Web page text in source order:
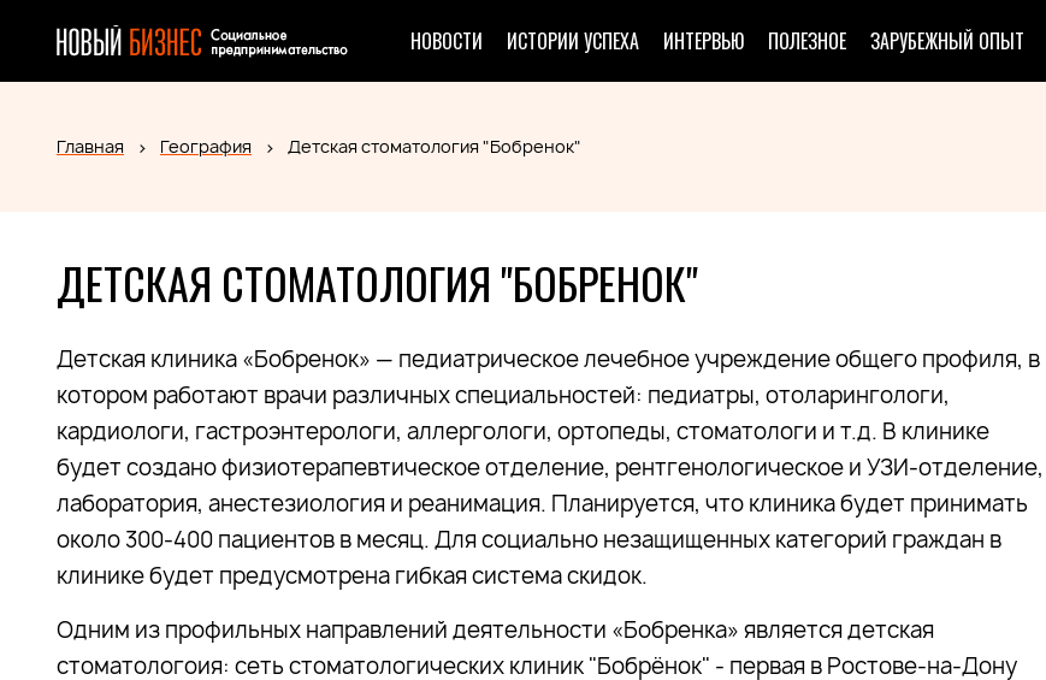
НОВОСТИ ИСТОРИИ УСПЕХА ИНТЕРВЬЮ ПОЛЕЗНОЕ ЗАРУБЕЖНЫЙ ОПЫТ
Главная География Детская стоматология "Бобренок"
ДЕТСКАЯ СТОМАТОЛОГИЯ "БОБРЕНОК"
Детская клиника «Бобренок» — педиатрическое лечебное учреждение общего профиля, в
котором работают врачи различных специальностей: педиатры, отоларингологи,
кардиологи, гастроэнтерологи, аллергологи, ортопеды, стоматологи и т.д. В клинике
будет создано физиотерапевтическое отделение, рентгенологическое и УЗИ-отделение,
лаборатория, анестезиология и реанимация. Планируется, что клиника будет принимать
около 300-400 пациентов в месяц. Для социально незащищенных категорий граждан в
клинике будет предусмотрена гибкая система скидок.
Одним из профильных направлений деятельности «Бобренка» является детская
стоматологоия: сеть стоматологических клиник "Бобрёнок" - первая в Ростове-на-Дону